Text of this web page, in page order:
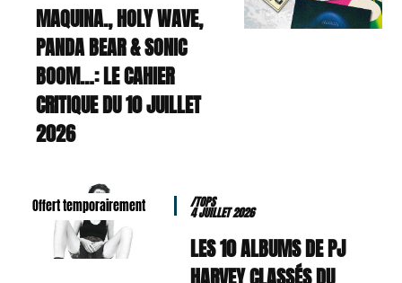
MAQUINA., HOLY WAVE,
PANDA BEAR & SONIC
BOOM…: LE CAHIER
CRITIQUE DU 10 JUILLET
2026
Offert temporairement /TOPS
4 JUILLET 2026
LES 10 ALBUMS DE PJ